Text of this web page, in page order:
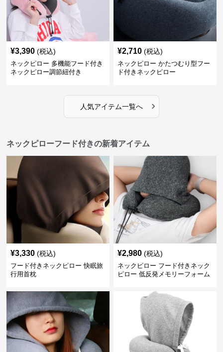
¥3,390 (税込)
ネックピロー 多機能フード付き
ネックピロー調節紐付き
¥2,710 (税込)
ネックピロー かたつむり型フー
ド付きネックピロー
人気アイテム一覧へ ›
ネックピローフード付きの新着アイテム
¥3,330 (税込)
フード付きネックピロー 快眠旅
行用首枕
¥2,980 (税込)
ネックピロー フード付きネック
ピロー 低反発メモリーフォーム